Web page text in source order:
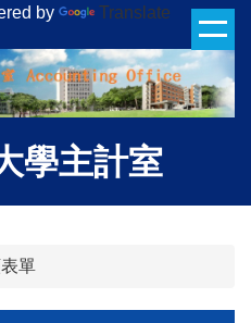
by Translate
學主計室
單